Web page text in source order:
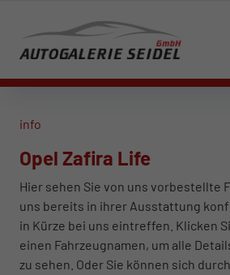
info
Opel Zafira Life
Hier sehen Sie von uns vorbestellte
uns bereits in ihrer Ausstattung
in Kürze bei uns eintreffen. Klicken
einen Fahrzeugnamen, um alle
zu sehen. Oder Sie können sich